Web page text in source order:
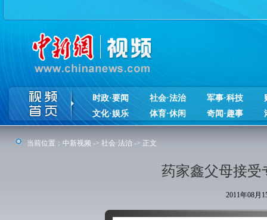
时政·要闻 社会·法治 军事·科技
文化·娱乐
体育·休闲 奇闻·趣事
当前位置： 中新视频 -> 社会·法治 -> 正文
药家鑫父母接受
2011年08月